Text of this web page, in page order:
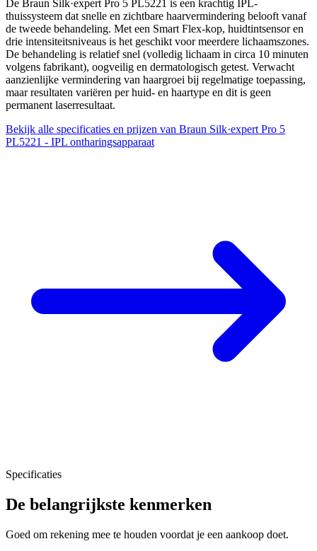
De Braun Silk·expert Pro 5 PL5221 is een krachtig IPL-
thuissysteem dat snelle en zichtbare haarvermindering belooft vanaf
de tweede behandeling. Met een Smart Flex-kop, huidtintsensor en
drie intensiteitsniveaus is het geschikt voor meerdere lichaamszones.
De behandeling is relatief snel (volledig lichaam in circa 10 minuten
volgens fabrikant), oogveilig en dermatologisch getest. Verwacht
aanzienlijke vermindering van haargroei bij regelmatige toepassing,
maar resultaten variëren per huid- en haartype en dit is geen
permanent laserresultaat.
Bekijk alle specificaties en prijzen van Braun Silk·expert Pro 5
PL5221 - IPL ontharingsapparaat
Specificaties
De belangrijkste kenmerken
Goed om rekening mee te houden voordat je een aankoop doet.